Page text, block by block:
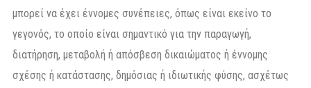
μπορεί να έχει έννομες συνέπειες, όπως είναι εκείνο το
γεγονός, το οποίο είναι σημαντικό για την παραγωγή,
διατήρηση, μεταβολή ή απόσβεση δικαιώματος ή έννομης
σχέσης ή κατάστασης, δημόσιας ή ιδιωτικής φύσης, ασχέτως